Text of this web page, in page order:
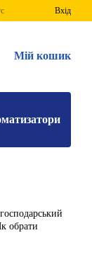
Вхід
Мій кошик